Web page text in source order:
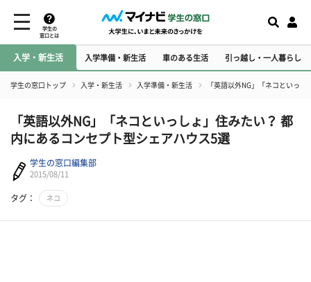
学生の
窓口とは
入学・新生活 入学準備・新生活 車のある生活 引っ越し・一人暮らし
学生の窓口トップ 入学・新生活 入学準備・新生活 「英語以外NG」「ネコといっ
「英語以外NG」「ネコといっしょ」住みたい？ 都
内にあるコンセプト型シェアハウス5選
学生の窓口編集部
2015/08/11
タグ： ネコ